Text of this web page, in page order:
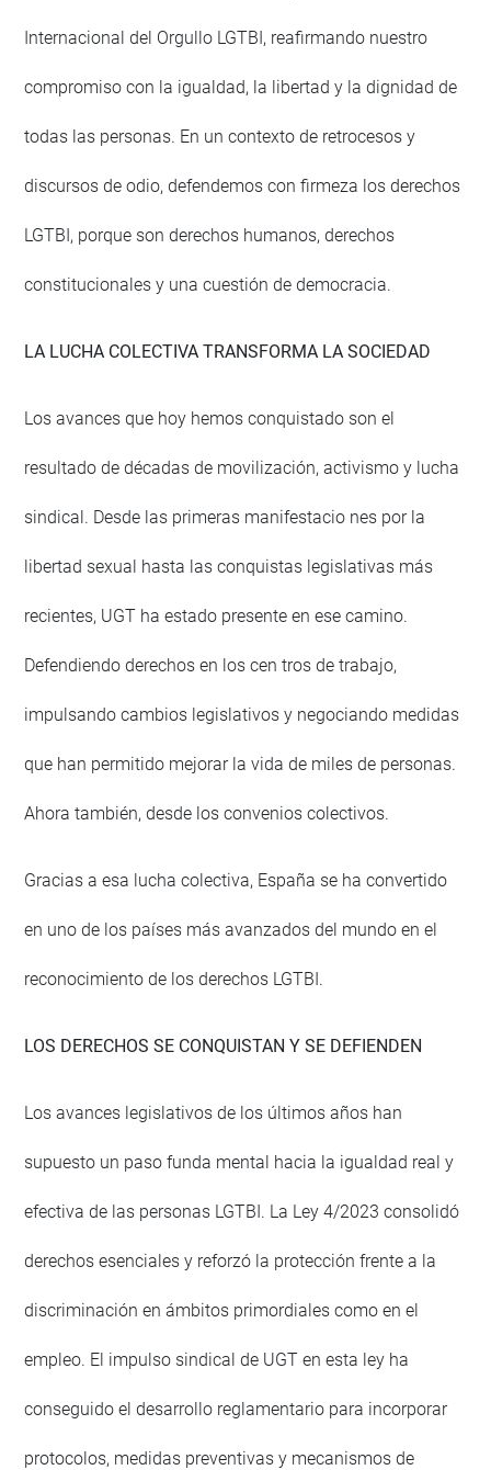
Internacional del Orgullo LGTBI, reafirmando nuestro
compromiso con la igualdad, la libertad y la dignidad de
todas las personas. En un contexto de retrocesos y
discursos de odio, defendemos con firmeza los derechos
LGTBI, porque son derechos humanos, derechos
constitucionales y una cuestión de democracia.
LA LUCHA COLECTIVA TRANSFORMA LA SOCIEDAD
Los avances que hoy hemos conquistado son el
resultado de décadas de movilización, activismo y lucha
sindical. Desde las primeras manifestacio nes por la
libertad sexual hasta las conquistas legislativas más
recientes, UGT ha estado presente en ese camino.
Defendiendo derechos en los cen tros de trabajo,
impulsando cambios legislativos y negociando medidas
que han permitido mejorar la vida de miles de personas.
Ahora también, desde los convenios colectivos.
Gracias a esa lucha colectiva, España se ha convertido
en uno de los países más avanzados del mundo en el
reconocimiento de los derechos LGTBI.
LOS DERECHOS SE CONQUISTAN Y SE DEFIENDEN
Los avances legislativos de los últimos años han
supuesto un paso funda mental hacia la igualdad real y
efectiva de las personas LGTBI. La Ley 4/2023 consolidó
derechos esenciales y reforzó la protección frente a la
discriminación en ámbitos primordiales como en el
empleo. El impulso sindical de UGT en esta ley ha
conseguido el desarrollo reglamentario para incorporar
protocolos, medidas preventivas y mecanismos de